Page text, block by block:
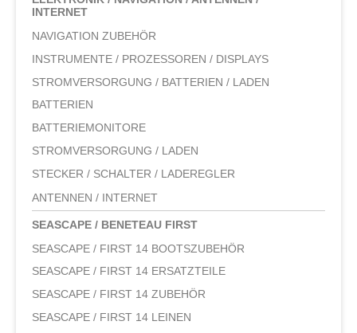
INTERNET
NAVIGATION ZUBEHÖR
INSTRUMENTE / PROZESSOREN / DISPLAYS
STROMVERSORGUNG / BATTERIEN / LADEN
BATTERIEN
BATTERIEMONITORE
STROMVERSORGUNG / LADEN
STECKER / SCHALTER / LADEREGLER
ANTENNEN / INTERNET
SEASCAPE / BENETEAU FIRST
SEASCAPE / FIRST 14 BOOTSZUBEHÖR
SEASCAPE / FIRST 14 ERSATZTEILE
SEASCAPE / FIRST 14 ZUBEHÖR
SEASCAPE / FIRST 14 LEINEN